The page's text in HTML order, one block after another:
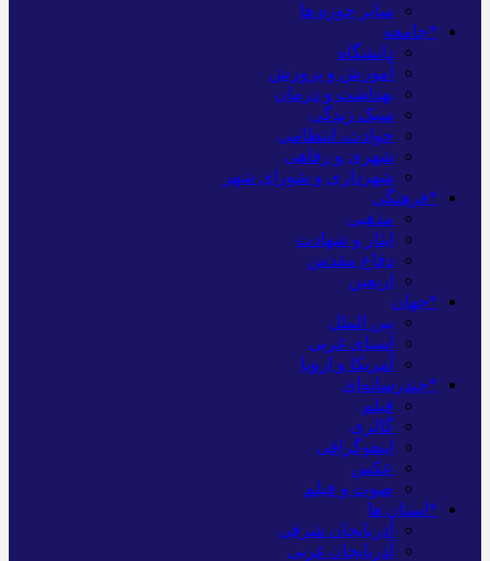
سایر حوزه ها
*جامعه
دانشگاه
آموزش و پرورش
بهداشت و درمان
سبک زندگی
حوادث، انتظامی
شهری و رفاهی
شهرداری و شورای شهر
*فرهنگی
مذهبی
ایثار و شهادت
دفاع مقدس
اربعین
*جهان
بین الملل
آسیای غربی
آمریکا و اروپا
*چندرسانه‌ای
فیلم
گالری
اینفوگرافی
عکس
صوت و فیلم
*استان ها
آذربایجان شرقی
آذربایجان غربی